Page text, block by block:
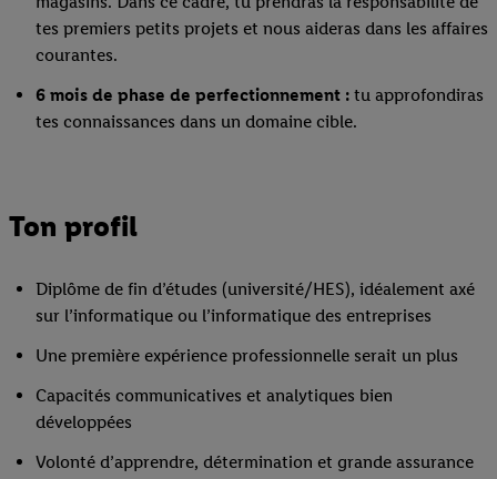
tes premiers petits projets et nous aideras dans les affaires
courantes.
6 mois de phase de perfectionnement : tu approfondiras
tes connaissances dans un domaine cible.
Ton profil
Diplôme de fin d’études (université/HES), idéalement axé
sur l’informatique ou l’informatique des entreprises
Une première expérience professionnelle serait un plus
Capacités communicatives et analytiques bien
développées
Volonté d’apprendre, détermination et grande assurance